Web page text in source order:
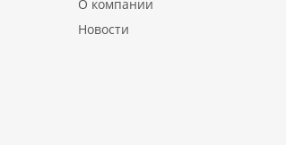
О компании
Новости